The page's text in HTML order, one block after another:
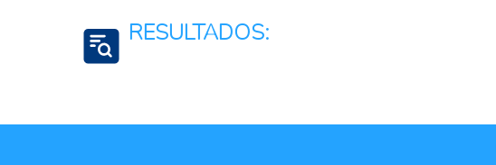
RESULTADOS:
Formación de capacitadas técnicas